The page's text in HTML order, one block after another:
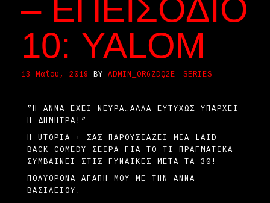
– ΕΠΕΙΣΌΔΙΟ
10: YALOM
13 Μαΐου, 2019 BY ADMIN_OR6ZDQ2E SERIES
”Η ΆΝΝΑ ΈΧΕΙ ΝΕΎΡΑ…ΑΛΛΆ ΕΥΤΥΧΏΣ ΥΠΆΡΧΕΙ
Η ΔΉΜΗΤΡΑ!”
H UTOPIA + ΣΑΣ ΠΑΡΟΥΣΙΆΖΕΙ ΜΙΑ LAID
BACK COMEDY ΣΕΙΡΆ ΓΙΑ ΤΟ ΤΙ ΠΡΑΓΜΑΤΙΚΆ
ΣΥΜΒΑΊΝΕΙ ΣΤΙΣ ΓΥΝΑΊΚΕΣ ΜΕΤΆ ΤΑ 30!
ΠΟΛΥΘΡΌΝΑ ΑΓΆΠΗ ΜΟΥ ΜΕ ΤΗΝ ΆΝΝΑ
ΒΑΣΙΛΕΊΟΥ.